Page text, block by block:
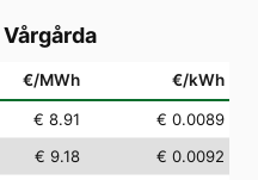
Vårgårda
€/MWh €/kWh
€ 8.91
€ 0.0089
€ 9.18
€ 0.0092